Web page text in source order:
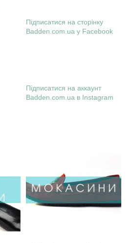
Підписатися на сторінку
Badden.com.ua у Facebook
Підписатися на аккаунт
Badden.com.ua в Instagram